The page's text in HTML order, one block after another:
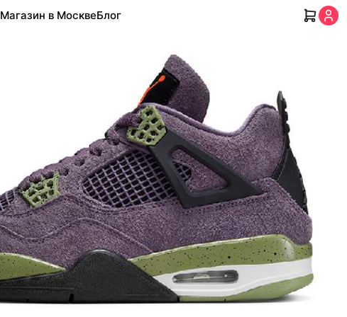
Магазин в МосквеБлог